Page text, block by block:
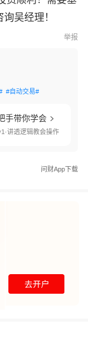
吴经理！
举报
#自动交易#
手带你学会
讲透逻辑教会操作
问财App下载